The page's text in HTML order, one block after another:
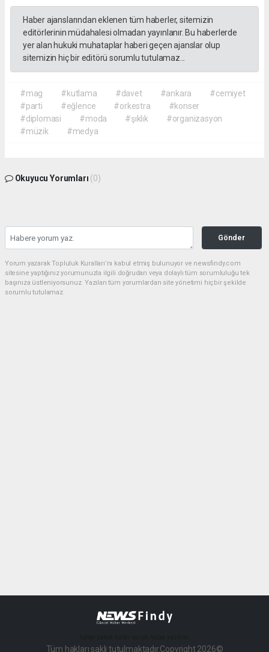
Haber ajanslarından eklenen tüm haberler, sitemizin
editörlerinin müdahalesi olmadan yayınlanır. Bu haberlerde
yer alan hukuki muhataplar haberi geçen ajanslar olup
sitemizin hiç bir editörü sorumlu tutulamaz...
#mag #kutlama #davet #ankara
#cemiyet
#parti
#eğlence #orkestra
#konser
#diplomasi
#moda #şıklık
#organizasyon
#müzik
#medya
Okuyucu Yorumları (0)
Gönder
Yorum yazarak Topluluk Kuralları’nı kabul etmiş bulunuyor ve newsfindy.com
sitesine yaptığınız yorumunuzla ilgili doğrudan veya dolaylı tüm sorumluluğu tek
başınıza üstleniyorsunuz. Yazılan tüm yorumlardan site yönetimi hiçbir şekilde
sorumlu tutulamaz.
Tüm hakları saklı tutulmaktadır.Copyright 2026©